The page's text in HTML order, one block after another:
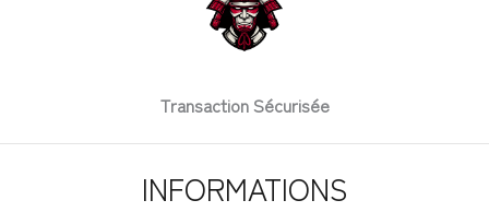
Transaction Sécurisée
INFORMATIONS